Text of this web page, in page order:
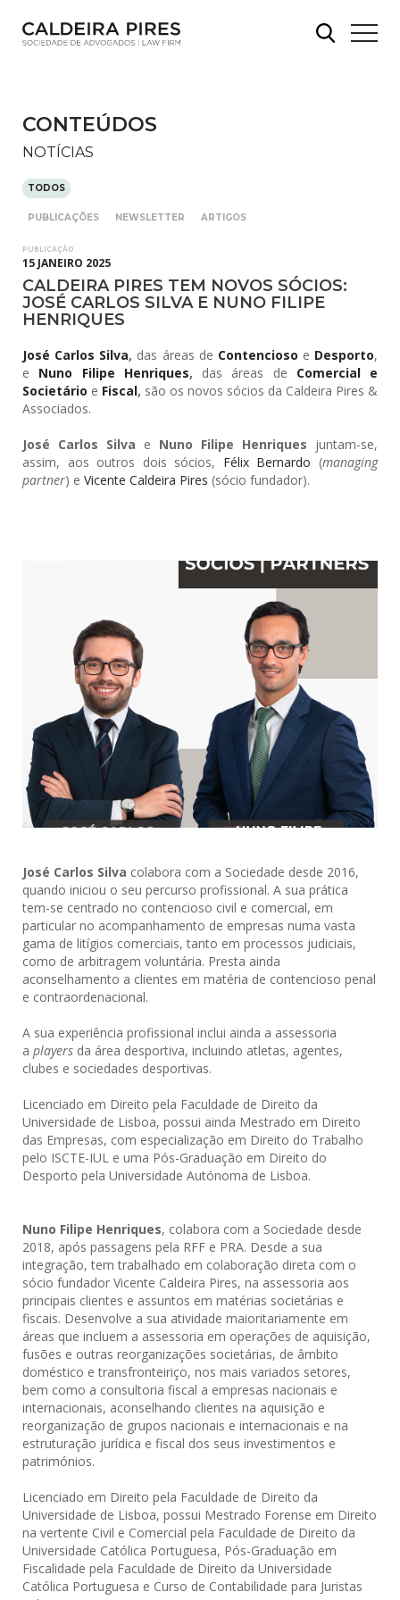
CONTEÚDOS
NOTÍCIAS
TODOS
PUBLICAÇÕES NEWSLETTER ARTIGOS
PUBLICAÇÃO
15 JANEIRO 2025
CALDEIRA PIRES TEM NOVOS SÓCIOS:
JOSÉ CARLOS SILVA E NUNO FILIPE
HENRIQUES
José Carlos Silva, das áreas de Contencioso e Desporto,
e Nuno Filipe Henriques, das áreas de Comercial e
Societário e Fiscal, são os novos sócios da Caldeira Pires &
Associados.
José Carlos Silva e Nuno Filipe Henriques juntam-se,
assim, aos outros dois sócios, Félix Bernardo (managing
partner) e Vicente Caldeira Pires (sócio fundador).
José Carlos Silva colabora com a Sociedade desde 2016,
quando iniciou o seu percurso profissional. A sua prática
tem-se centrado no contencioso civil e comercial, em
particular no acompanhamento de empresas numa vasta
gama de litígios comerciais, tanto em processos judiciais,
como de arbitragem voluntária. Presta ainda
aconselhamento a clientes em matéria de contencioso penal
e contraordenacional.
A sua experiência profissional inclui ainda a assessoria
a players da área desportiva, incluindo atletas, agentes,
clubes e sociedades desportivas.
Licenciado em Direito pela Faculdade de Direito da
Universidade de Lisboa, possui ainda Mestrado em Direito
das Empresas, com especialização em Direito do Trabalho
pelo ISCTE-IUL e uma Pós-Graduação em Direito do
Desporto pela Universidade Autónoma de Lisboa.
Nuno Filipe Henriques, colabora com a Sociedade desde
2018, após passagens pela RFF e PRA. Desde a sua
integração, tem trabalhado em colaboração direta com o
sócio fundador Vicente Caldeira Pires, na assessoria aos
principais clientes e assuntos em matérias societárias e
fiscais. Desenvolve a sua atividade maioritariamente em
áreas que incluem a assessoria em operações de aquisição,
fusões e outras reorganizações societárias, de âmbito
doméstico e transfronteiriço, nos mais variados setores,
bem como a consultoria fiscal a empresas nacionais e
internacionais, aconselhando clientes na aquisição e
reorganização de grupos nacionais e internacionais e na
estruturação jurídica e fiscal dos seus investimentos e
patrimónios.
Licenciado em Direito pela Faculdade de Direito da
Universidade de Lisboa, possui Mestrado Forense em Direito
na vertente Civil e Comercial pela Faculdade de Direito da
Universidade Católica Portuguesa, Pós-Graduação em
Fiscalidade pela Faculdade de Direito da Universidade
Católica Portuguesa e Curso de Contabilidade para Juristas